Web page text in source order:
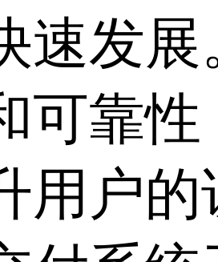
速发
可靠
用户的